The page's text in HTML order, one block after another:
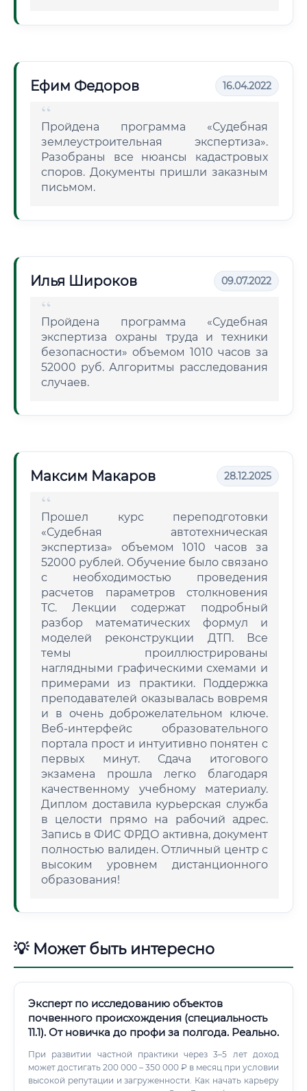
Ефим Федоров 16.04.2022
Пройдена программа «Судебная
землеустроительная экспертиза».
Разобраны все нюансы кадастровых
споров. Документы пришли заказным
письмом.
Илья Широков 09.07.2022
Пройдена программа «Судебная
экспертиза охраны труда и техники
безопасности» объемом 1010 часов за
52000 руб. Алгоритмы расследования
случаев.
Максим Макаров 28.12.2025
Прошел курс переподготовки
«Судебная автотехническая
экспертиза» объемом 1010 часов за
52000 рублей. Обучение было связано
с необходимостью проведения
расчетов параметров столкновения
ТС. Лекции содержат подробный
разбор математических формул и
моделей реконструкции ДТП. Все
темы проиллюстрированы
наглядными графическими схемами и
примерами из практики. Поддержка
преподавателей оказывалась вовремя
и в очень доброжелательном ключе.
Веб-интерфейс образовательного
портала прост и интуитивно понятен с
первых минут. Сдача итогового
экзамена прошла легко благодаря
качественному учебному материалу.
Диплом доставила курьерская служба
в целости прямо на рабочий адрес.
Запись в ФИС ФРДО активна, документ
полностью валиден. Отличный центр с
высоким уровнем дистанционного
образования!
💡 Может быть интересно
Эксперт по исследованию объектов
почвенного происхождения (специальность
11.1). От новичка до профи за полгода. Реально.
При развитии частной практики через 3–5 лет доход
может достигать 200 000 – 350 000 ₽ в месяц при условии
высокой репутации и загруженности. Как начать карьеру